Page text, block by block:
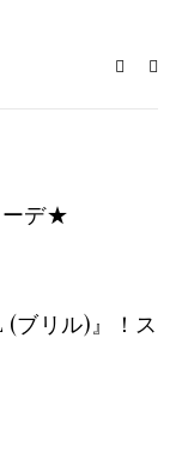
ーデ★
ブリル)』！ス